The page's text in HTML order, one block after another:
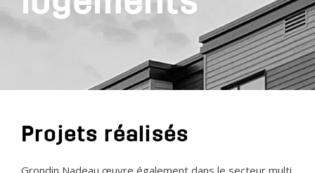
Projets réalisés
Grondin Nadeau œuvre également dans le secteur multi